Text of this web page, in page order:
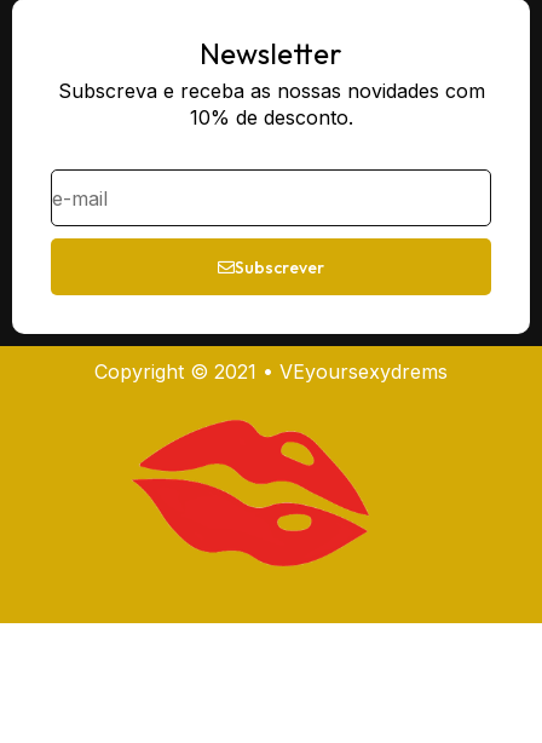
Newsletter
Subscreva e receba as nossas novidades com
10% de desconto.
Subscrever
Copyright © 2021 • VEyoursexydrems